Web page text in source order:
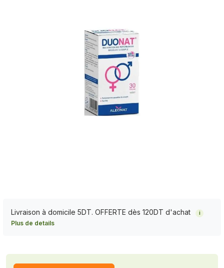
Livraison à domicile 5DT. OFFERTE dès 120DT d'achat i
Plus de details